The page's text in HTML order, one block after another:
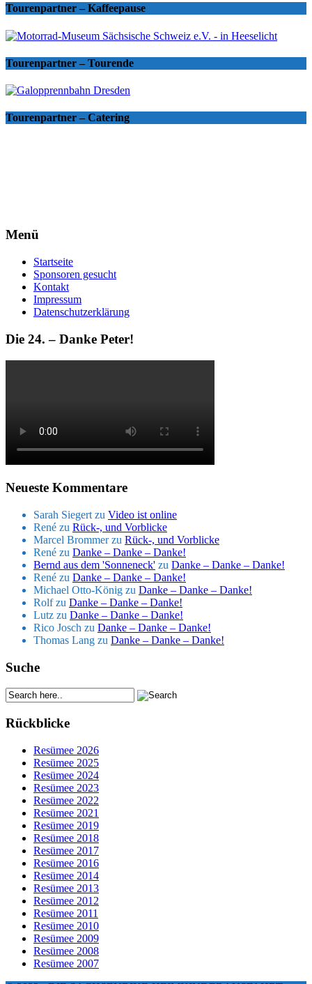
Tourenpartner – Kaffeepause
Tourenpartner – Tourende
Tourenpartner – Catering
Menü
Startseite
Sponsoren gesucht
Kontakt
Impressum
Datenschutzerklärung
Die 24. – Danke Peter!
Neueste Kommentare
Sarah Siegert zu Video ist online
René zu Rück-, und Vorblicke
Marcel Brommerzu Rück-, und Vorblicke
René zu Danke – Danke – Danke!
Bernd aus dem 'Sonneneck' zu Danke – Danke – Danke!
René zu Danke – Danke – Danke!
Michael Otto-König zu Danke – Danke – Danke!
Rolfzu Danke – Danke – Danke!
Lutz zu Danke – Danke – Danke!
Rico Josch zu Danke – Danke – Danke!
Thomas Lang zu Danke – Danke – Danke!
Suche
Rückblicke
Resümee 2026
Resümee 2025
Resümee 2024
Resümee 2023
Resümee 2022
Resümee 2021
Resümee 2019
Resümee 2018
Resümee 2017
Resümee 2016
Resümee 2014
Resümee 2013
Resümee 2012
Resümee 2011
Resümee 2010
Resümee 2009
Resümee 2008
Resümee 2007